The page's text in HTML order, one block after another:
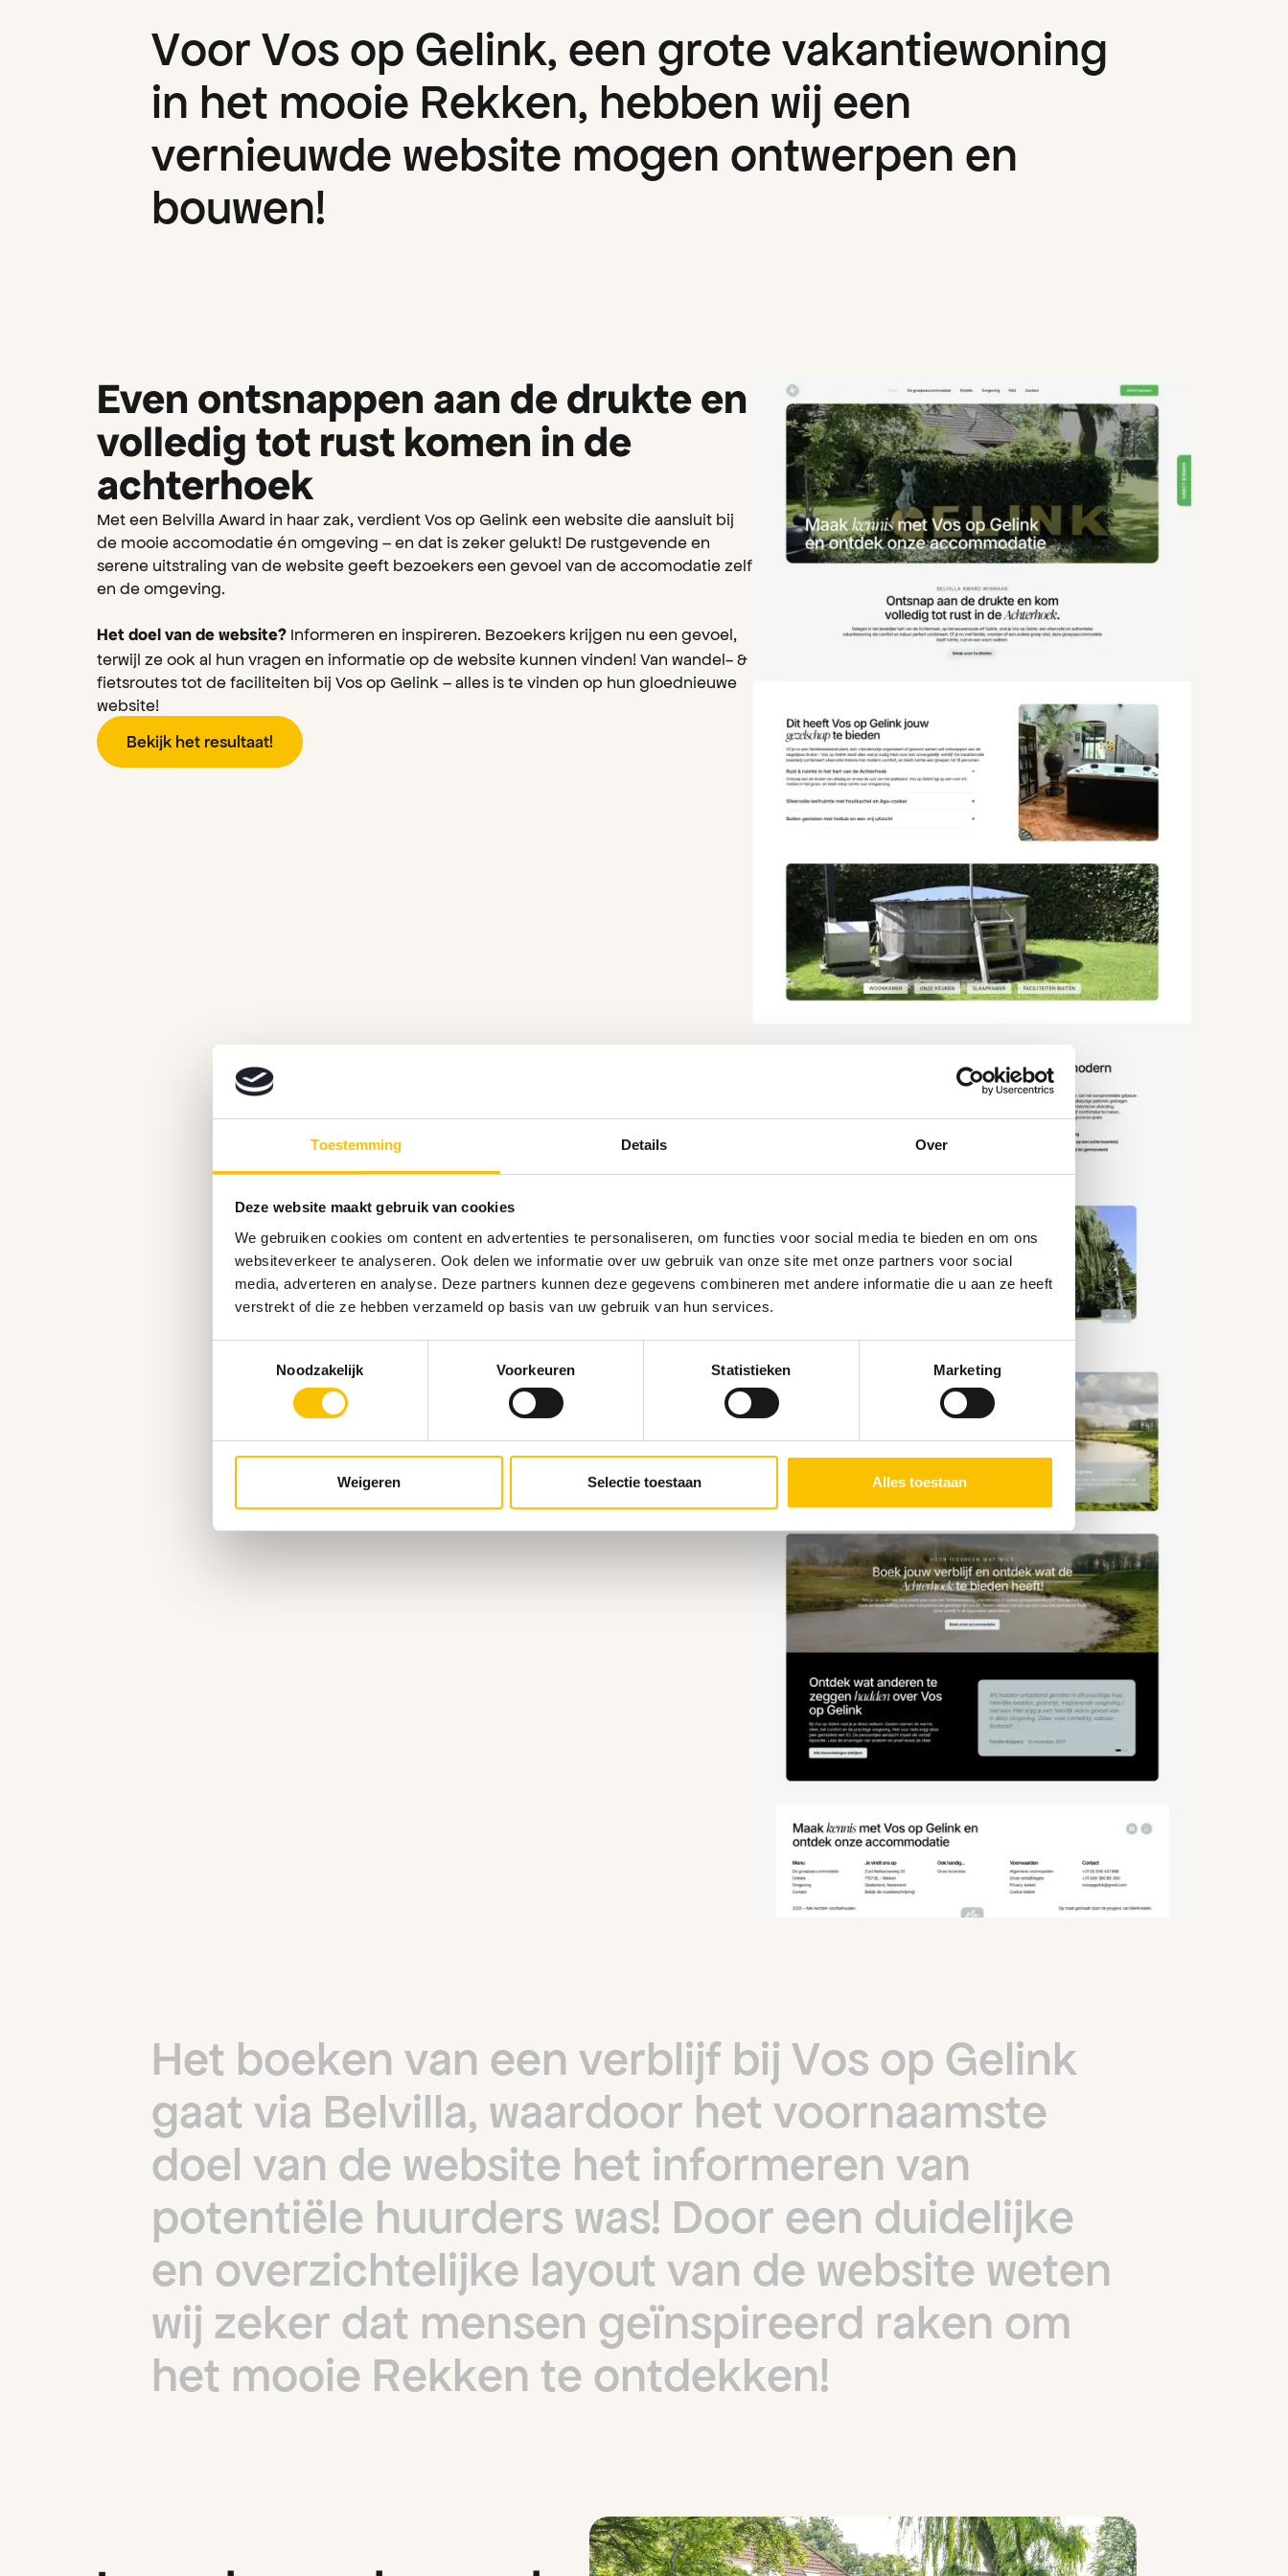
Toestemming Details Over
Deze website maakt gebruik van cookies
We gebruiken cookies om content en advertenties te personaliseren, om functies voor social media te bieden en om ons
websiteverkeer te analyseren. Ook delen we informatie over uw gebruik van onze site met onze partners voor social
media, adverteren en analyse. Deze partners kunnen deze gegevens combineren met andere informatie die u aan ze heeft
verstrekt of die ze hebben verzameld op basis van uw gebruik van hun services.
Noodzakelijk
Voorkeuren Statistieken Marketing
Weigeren Selectie toestaan Alles toestaan
VoorVosop Gelink, een grotevakantiewoning
in het mooie Rekken, hebben wij een
vernieuwde website mogen ontwerpen en
bouwen!
Even ontsnappen aan de drukte en
volledig tot rust komen in de
achterhoek
Met een Belvilla Award in haar zak, verdient Vos op Gelink een website die aansluit bij
de mooie accomodatie én omgeving – en dat is zeker gelukt! De rustgevende en
serene uitstraling van de website geeft bezoekers een gevoel van de accomodatie zelf
en de omgeving.
Het doel van de website? Informeren en inspireren. Bezoekers krijgen nu een gevoel,
terwijl ze ook al hun vragen en informatie op de website kunnen vinden! Van wandel- &
fietsroutes tot de faciliteiten bij Vos op Gelink – alles is te vinden op hun gloednieuwe
website!
Bekijk het resultaat!
Het boeken van een verblijf bijVos op Gelink
gaatvia Belvilla, waardoor hetvoornaamste
doel van de website het informeren van
potentiële huurders was! Door een duidelijke
en overzichtelijke layoutvan de website weten
wij zeker dat mensen geïnspireerd raken om
het mooie Rekken te ontdekken!